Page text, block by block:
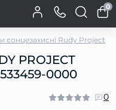
0
сонцезахисні Rudy Project
PROJECT
0000
0